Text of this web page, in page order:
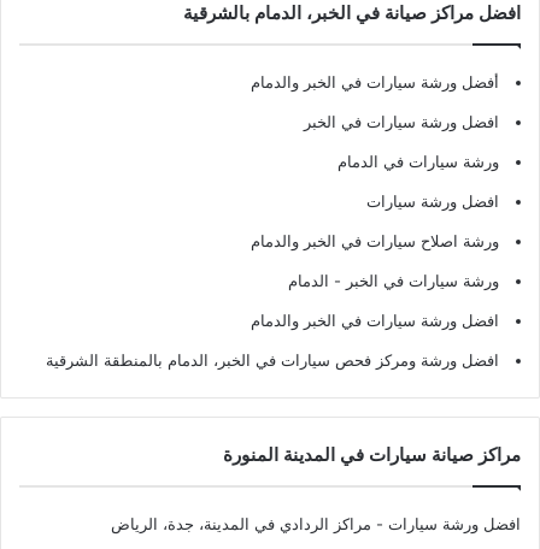
افضل مراكز صيانة في الخبر، الدمام بالشرقية
أفضل ورشة سيارات في الخبر والدمام
افضل ورشة سيارات في الخبر
ورشة سيارات في الدمام
افضل ورشة سيارات
ورشة اصلاح سيارات في الخبر والدمام
ورشة سيارات في الخبر - الدمام
افضل ورشة سيارات في الخبر والدمام
افضل ورشة ومركز فحص سيارات في الخبر، الدمام بالمنطقة الشرقية
مراكز صيانة سيارات في المدينة المنورة
افضل ورشة سيارات - مراكز الردادي في المدينة، جدة، الرياض